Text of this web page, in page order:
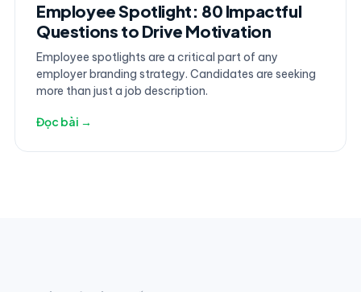
Employee Spotlight: 80 Impactful
Questions to Drive Motivation
Employee spotlights are a critical part of any
employer branding strategy. Candidates are seeking
more than just a job description.
Đọc bài →